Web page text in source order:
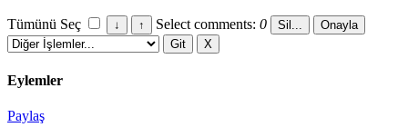
Tümünü Seç Select comments: 0
Eylemler
Paylaş